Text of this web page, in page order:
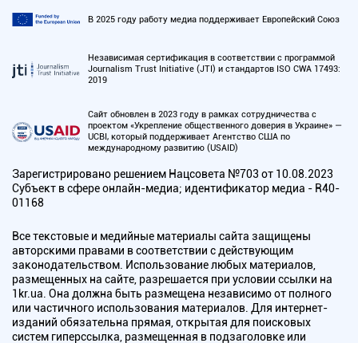
В 2025 году работу медиа поддерживает Европейский Союз
Независимая сертификация в соответствии с программой
Journalism Trust Initiative (JTI) и стандартов ISO CWA 17493:
2019
Сайт обновлен в 2023 году в рамках сотрудничества с
проектом «Укрепление общественного доверия в Украине» —
UCBI, который поддерживает Агентство США по
международному развитию (USAID)
Зарегистрировано решением Нацсовета №703 от 10.08.2023
Субъект в сфере онлайн-медиа; идентификатор медиа - R40-
01168
Все текстовые и медийные материалы сайта защищены
авторскими правами в соответствии с действующим
законодательством. Использование любых материалов,
размещенных на сайте, разрешается при условии ссылки на
1kr.ua. Она должна быть размещена независимо от полного
или частичного использования материалов. Для интернет-
изданий обязательна прямая, открытая для поисковых
систем гиперссылка, размещенная в подзаголовке или